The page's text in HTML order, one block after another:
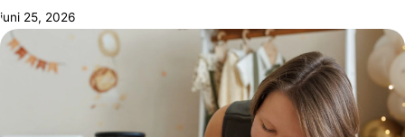
juni 25, 2026